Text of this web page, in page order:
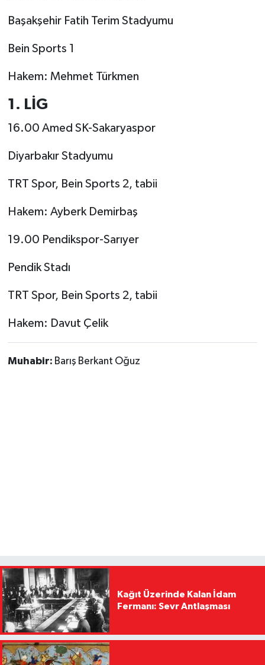
Başakşehir Fatih Terim Stadyumu
Bein Sports 1
Hakem: Mehmet Türkmen
1. LİG
16.00 Amed SK-Sakaryaspor
Diyarbakır Stadyumu
TRT Spor, Bein Sports 2, tabii
Hakem: Ayberk Demirbaş
19.00 Pendikspor-Sarıyer
Pendik Stadı
TRT Spor, Bein Sports 2, tabii
Hakem: Davut Çelik
Muhabir: Barış Berkant Oğuz
Kağıt Üzerinde Kalan İdam
Fermanı: Sevr Antlaşması